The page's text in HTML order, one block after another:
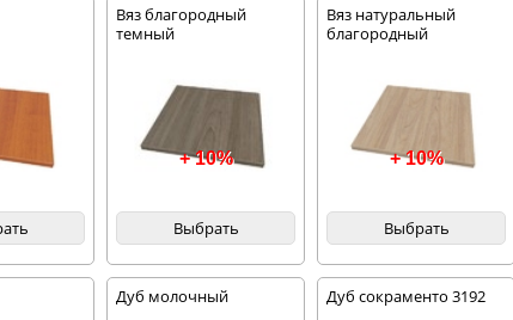
-50%
Вяз благородный
темный
+ 10%
Выбрать
Вяз натуральный
благородный
+ 10%
Выбрать
Дуб молочный Дуб сокраменто 3192